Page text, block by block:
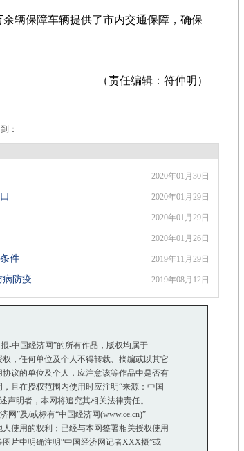
辆保障车辆提供了市内交通保障，确保
（责任编辑：符仲明）
：
2020年01月30日
2020年01月29日
2020年01月29日
2020年01月26日
件 2019年11月29日
病防疫 2019年08月12日
-中国经济网”的所有作品，版权均属于
，任何单位及个人不得转载、摘编或以其它
议的单位及个人，应注意该等作品中是否有
且在授权范围内使用时应注明“来源：中国
明者，本网将追究其相关法律责任。
网”及/或标有“中国经济网(www.ce.cn)”
使用的权利；已经与本网签署相关授权使用
片中明确注明“中国经济网记者XXX摄”或